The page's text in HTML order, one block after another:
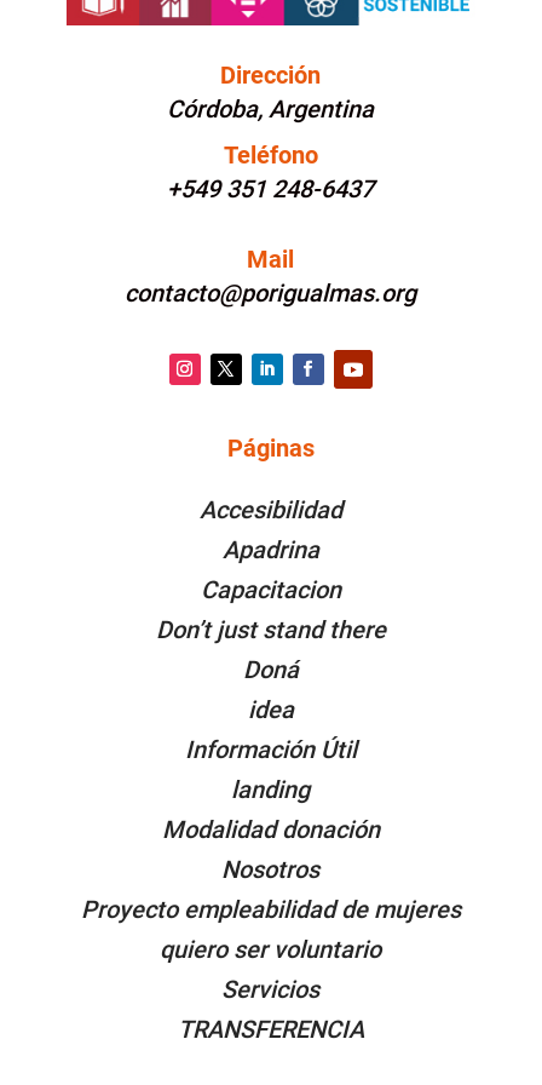
Dirección
Córdoba, Argentina
Teléfono
+549 351 248-6437
Mail
contacto@porigualmas.org
Facebook
Páginas
Accesibilidad
Apadrina
Capacitacion
Don’t just stand there
Doná
idea
Información Útil
landing
Modalidad donación
Nosotros
Proyecto empleabilidad de mujeres
quiero ser voluntario
Servicios
TRANSFERENCIA